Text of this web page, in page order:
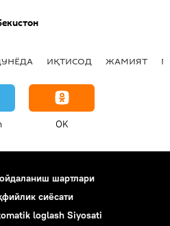
ИҚТИСОД ЖАМИЯТ
OK
шартлари
сиёсати
loglash Siyosati